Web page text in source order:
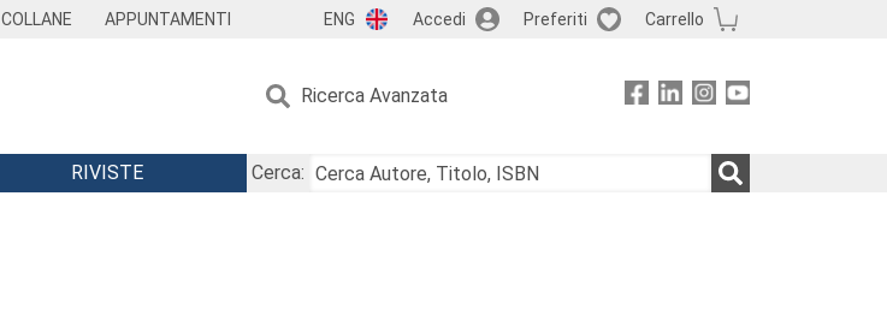
COLLANE APPUNTAMENTI ENG Accedi Preferiti Carrello
Ricerca Avanzata
RIVISTE
Cerca: